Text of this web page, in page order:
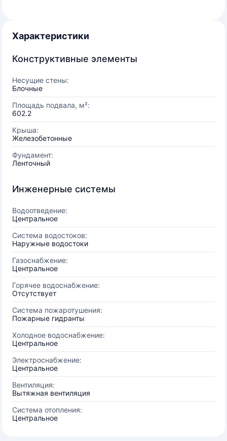
Характеристики
Конструктивные элементы
Несущие стены:
Блочные
Площадь подвала, м²:
602.2
Крыша:
Железобетонные
Фундамент:
Ленточный
Инженерные системы
Водоотведение:
Центральное
Система водостоков:
Наружные водостоки
Газоснабжение:
Центральное
Горячее водоснабжение:
Отсутствует
Система пожаротушения:
Пожарные гидранты
Холодное водоснабжение:
Центральное
Электроснабжение:
Центральное
Вентиляция:
Вытяжная вентиляция
Система отопления:
Центральное